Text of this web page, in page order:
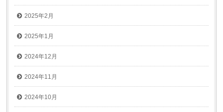
2025年2月
2025年1月
2024年12月
2024年11月
2024年10月